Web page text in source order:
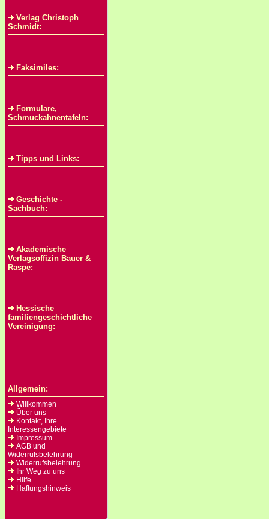
Verlag Christoph
Schmidt:
Faksimiles:
Formulare,
Schmuckahnentafeln:
Tipps und Links:
Geschichte -
Sachbuch:
Akademische
Verlagsoffizin Bauer &
Raspe:
Hessische
familiengeschichtliche
Vereinigung:
Allgemein:
Willkommen
Über uns
Kontakt, Ihre
Interessengebiete
Impressum
AGB und
Widerrufsbelehrung
Widerrufsbelehrung
Ihr Weg zu uns
Hilfe
Haftungshinweis